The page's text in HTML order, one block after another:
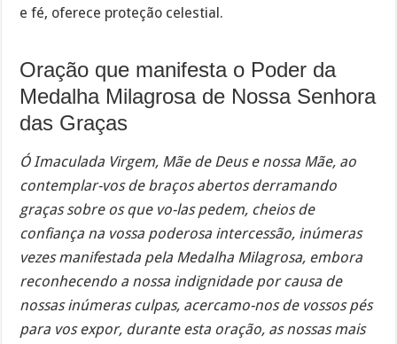
e fé, oferece proteção celestial.
Oração que manifesta o Poder da
Medalha Milagrosa de Nossa Senhora
das Graças
Ó Imaculada Virgem, Mãe de Deus e nossa Mãe, ao
contemplar-vos de braços abertos derramando
graças sobre os que vo-las pedem, cheios de
confiança na vossa poderosa intercessão, inúmeras
vezes manifestada pela Medalha Milagrosa, embora
reconhecendo a nossa indignidade por causa de
nossas inúmeras culpas, acercamo-nos de vossos pés
para vos expor, durante esta oração, as nossas mais